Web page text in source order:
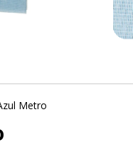
Metro